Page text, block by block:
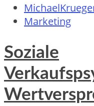
Marketing
Soziale